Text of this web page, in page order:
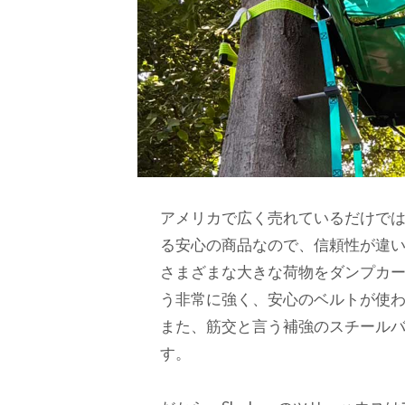
アメリカで広く売れているだけで
る安心の商品なので、信頼性が違
さまざまな大きな荷物をダンプカ
う非常に強く、安心のベルトが使
また、筋交と言う補強のスチール
す。